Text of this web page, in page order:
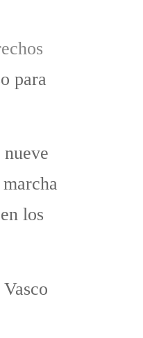
para
los